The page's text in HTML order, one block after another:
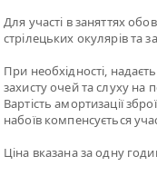
Для участі в заняттях
стрілецьких окулярів та
При необхідності,
захисту очей та слуху на
Вартість амортизації
набоїв компенсується
Ціна вказана за одну